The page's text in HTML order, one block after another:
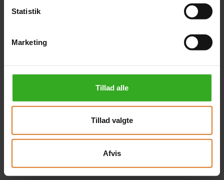
Statistik
Marketing
Tillad alle
Tillad valgte
Afvis